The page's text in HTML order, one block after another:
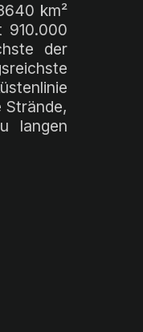
km²
910.000
der
langen